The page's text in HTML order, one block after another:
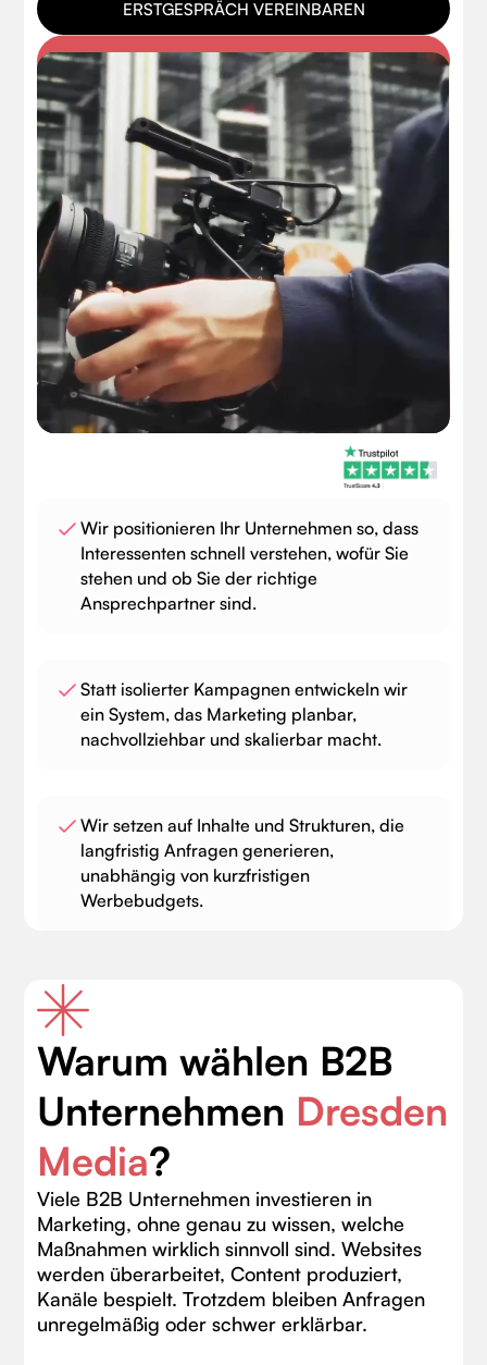
bringt
ERSTGESPRÄCH VEREINBAREN
Wir positionieren Ihr Unternehmen so, dass
Interessenten schnell verstehen, wofür Sie
stehen und ob Sie der richtige
Ansprechpartner sind.
Statt isolierter Kampagnen entwickeln wir
ein System, das Marketing planbar,
nachvollziehbar und skalierbar macht.
Wir setzen auf Inhalte und Strukturen, die
langfristig Anfragen generieren,
unabhängig von kurzfristigen
Werbebudgets.
Warum wählen B2B
Unternehmen Dresden
Media?
Viele B2B Unternehmen investieren in
Marketing, ohne genau zu wissen, welche
Maßnahmen wirklich sinnvoll sind. Websites
werden überarbeitet, Content produziert,
Kanäle bespielt. Trotzdem bleiben Anfragen
unregelmäßig oder schwer erklärbar.